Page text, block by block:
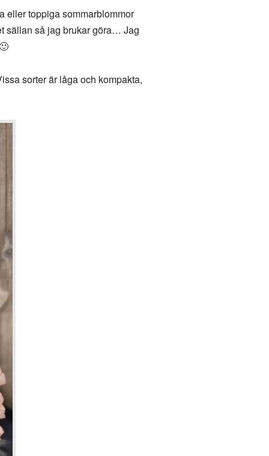
eller toppiga sommarblommor
sällan så jag brukar göra… Jag
sorter är låga och kompakta,